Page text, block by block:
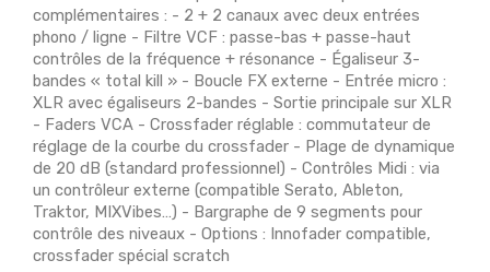
complémentaires : - 2 + 2 canaux avec deux entrées
phono / ligne - Filtre VCF : passe-bas + passe-haut
contrôles de la fréquence + résonance - Égaliseur 3-
bandes « total kill » - Boucle FX externe - Entrée micro :
XLR avec égaliseurs 2-bandes - Sortie principale sur XLR
- Faders VCA - Crossfader réglable : commutateur de
réglage de la courbe du crossfader - Plage de dynamique
de 20 dB (standard professionnel) - Contrôles Midi : via
un contrôleur externe (compatible Serato, Ableton,
Traktor, MIXVibes…) - Bargraphe de 9 segments pour
contrôle des niveaux - Options : Innofader compatible,
crossfader spécial scratch